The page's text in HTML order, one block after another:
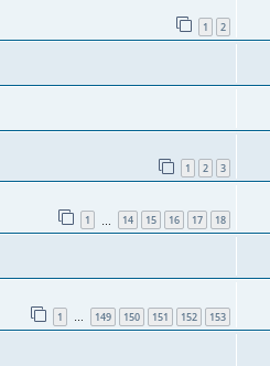
1 2
1 2 3
1 14 15 16 17 18
1 … 149 150 151 152 153